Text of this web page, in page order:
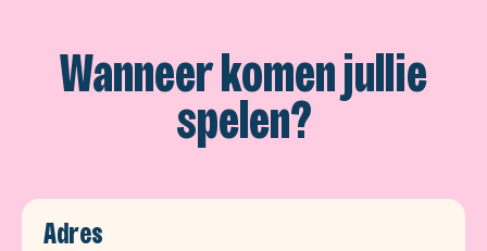
Wanneer komen jullie
spelen?
Adres